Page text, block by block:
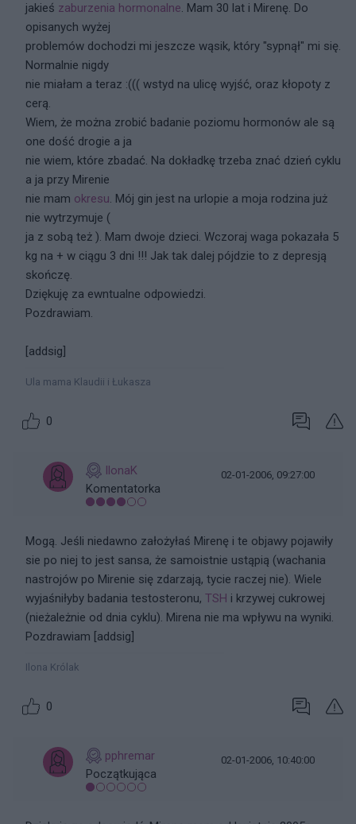
jakieś zaburzenia hormonalne. Mam 30 lat i Mirenę. Do
opisanych wyżej
problemów dochodzi mi jeszcze wąsik, który "sypnął" mi się.
Normalnie nigdy
nie miałam a teraz :((( wstyd na ulicę wyjść, oraz kłopoty z
cerą.
Wiem, że można zrobić badanie poziomu hormonów ale są
one dość drogie a ja
nie wiem, które zbadać. Na dokładkę trzeba znać dzień cyklu
a ja przy Mirenie
nie mam okresu. Mój gin jest na urlopie a moja rodzina już
nie wytrzymuje (
ja z sobą też ). Mam dwoje dzieci. Wczoraj waga pokazała 5
kg na + w ciągu 3 dni !!! Jak tak dalej pójdzie to z depresją
skończę.
Dziękuję za ewntualne odpowiedzi.
Pozdrawiam.
[addsig]
Ula mama Klaudii i Łukasza
0
IlonaK
Komentatorka
02-01-2006, 09:27:00
Mogą. Jeśli niedawno założyłaś Mirenę i te objawy pojawiły
sie po niej to jest sansa, że samoistnie ustąpią (wachania
nastrojów po Mirenie się zdarzają, tycie raczej nie). Wiele
wyjaśniłyby badania testosteronu, TSH i krzywej cukrowej
(nieżależnie od dnia cyklu). Mirena nie ma wpływu na wyniki.
Pozdrawiam [addsig]
Ilona Królak
0
pphremar
Początkująca
02-01-2006, 10:40:00